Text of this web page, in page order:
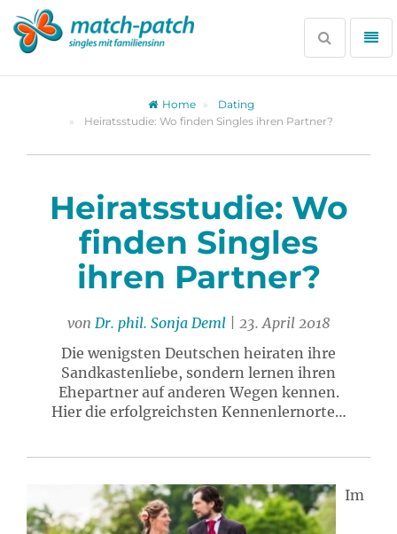
Zur
Partnersuche
Suche
öffnen
Home
Dating
Heiratsstudie: Wo finden Singles ihren Partner?
Heiratsstudie: Wo
finden Singles
ihren Partner?
von Dr. phil. Sonja Deml| 23. April 2018
Die wenigsten Deutschen heiraten ihre
Sandkastenliebe, sondern lernen ihren
Ehepartner auf anderen Wegen kennen.
Hier die erfolgreichsten Kennenlernorte…
Im